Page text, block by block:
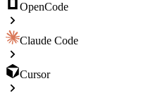
OpenCode
Claude Code
Cursor